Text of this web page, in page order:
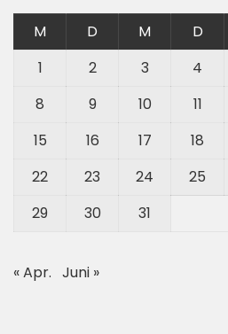
M D M D
1
2 3 4
8
9 10 11
15
16 17 18
22
23 24 25
29
30 31
« Apr. Juni »